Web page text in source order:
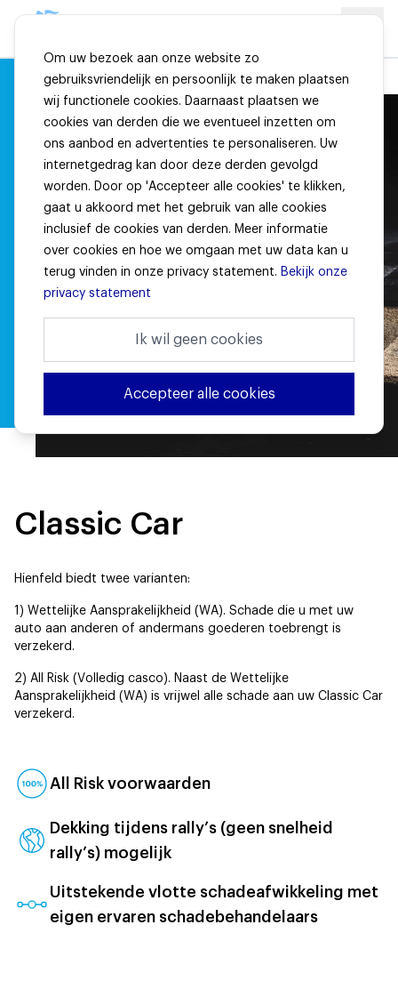
Om uw bezoek aan onze website zo
gebruiksvriendelijk en persoonlijk te maken plaatsen
wij functionele cookies. Daarnaast plaatsen we
cookies van derden die we eventueel inzetten om
ons aanbod en advertenties te personaliseren. Uw
internetgedrag kan door deze derden gevolgd
worden. Door op 'Accepteer alle cookies' te klikken,
gaat u akkoord met het gebruik van alle cookies
inclusief de cookies van derden. Meer informatie
over cookies en hoe we omgaan met uw data kan u
terug vinden in onze privacy statement. Bekijk onze
privacy statement
Ik wil geen cookies
Accepteer alle cookies
Classic Car
Hienfeld biedt twee varianten:
1) Wettelijke Aansprakelijkheid (WA). Schade die u met uw
auto aan anderen of andermans goederen toebrengt is
verzekerd.
2) All Risk (Volledig casco). Naast de Wettelijke
Aansprakelijkheid (WA) is vrijwel alle schade aan uw Classic Car
verzekerd.
All Risk voorwaarden
Dekking tijdens rally’s (geen snelheid
rally’s) mogelijk
Uitstekende vlotte schadeafwikkeling met
eigen ervaren schadebehandelaars